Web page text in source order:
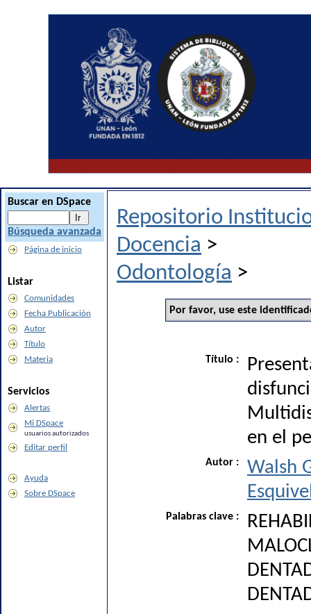
Buscar en DSpace
Búsqueda avanzada
Página de inicio
Listar
Comunidades
Fecha Publicación
Autor
Título
Materia
Servicios
Alertas
Mi DSpace
usuarios autorizados
Editar perfil
Ayuda
Sobre DSpace
Repositorio
Docencia >
Odontología >
Por favor, use este
Título :
en el
Autor :
Walsh
Palabras clave :